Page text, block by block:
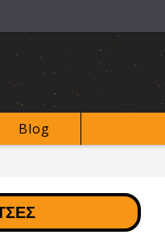
Blog